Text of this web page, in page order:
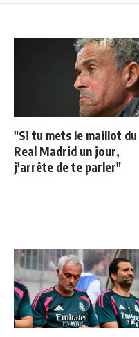
"Si tu mets le maillot du
Real Madrid un jour,
j'arrête de te parler"